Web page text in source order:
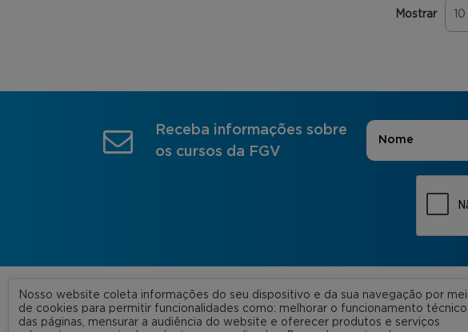
Mostrar
Páginas
Receba informações sobre
os cursos da FGV
Nome
A FGV
Nosso website coleta informações do seu dispositivo e da sua navegação por
de cookies para permitir funcionalidades como: melhorar o funcionamento técnico
das páginas, mensurar a audiência do website e oferecer produtos e serviços